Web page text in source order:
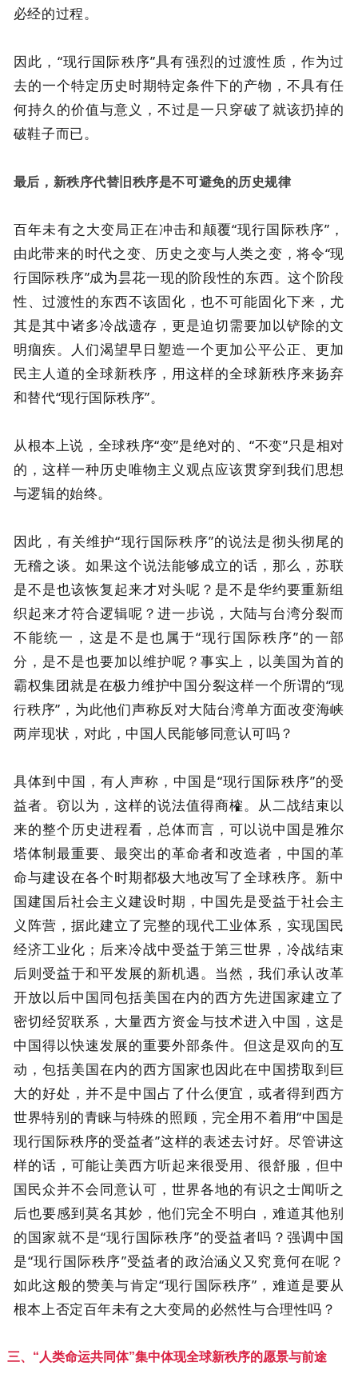
必经的过程。
因此，“现行国际秩序”具有强烈的过渡性质，作为过
去的一个特定历史时期特定条件下的产物，不具有任
何持久的价值与意义，不过是一只穿破了就该扔掉的
破鞋子而已。
最后，新秩序代替旧秩序是不可避免的历史规律
百年未有之大变局正在冲击和颠覆“现行国际秩序”，
由此带来的时代之变、历史之变与人类之变，将令“现
行国际秩序”成为昙花一现的阶段性的东西。这个阶段
性、过渡性的东西不该固化，也不可能固化下来，尤
其是其中诸多冷战遗存，更是迫切需要加以铲除的文
明痼疾。人们渴望早日塑造一个更加公平公正、更加
民主人道的全球新秩序，用这样的全球新秩序来扬弃
和替代“现行国际秩序”。
从根本上说，全球秩序“变”是绝对的、“不变”只是相对
的，这样一种历史唯物主义观点应该贯穿到我们思想
与逻辑的始终。
因此，有关维护“现行国际秩序”的说法是彻头彻尾的
无稽之谈。如果这个说法能够成立的话，那么，苏联
是不是也该恢复起来才对头呢？是不是华约要重新组
织起来才符合逻辑呢？进一步说，大陆与台湾分裂而
不能统一，这是不是也属于“现行国际秩序”的一部
分，是不是也要加以维护呢？事实上，以美国为首的
霸权集团就是在极力维护中国分裂这样一个所谓的“现
行秩序”，为此他们声称反对大陆台湾单方面改变海峡
两岸现状，对此，中国人民能够同意认可吗？
具体到中国，有人声称，中国是“现行国际秩序”的受
益者。窃以为，这样的说法值得商榷。从二战结束以
来的整个历史进程看，总体而言，可以说中国是雅尔
塔体制最重要、最突出的革命者和改造者，中国的革
命与建设在各个时期都极大地改写了全球秩序。新中
国建国后社会主义建设时期，中国先是受益于社会主
义阵营，据此建立了完整的现代工业体系，实现国民
经济工业化；后来冷战中受益于第三世界，冷战结束
后则受益于和平发展的新机遇。当然，我们承认改革
开放以后中国同包括美国在内的西方先进国家建立了
密切经贸联系，大量西方资金与技术进入中国，这是
中国得以快速发展的重要外部条件。但这是双向的互
动，包括美国在内的西方国家也因此在中国捞取到巨
大的好处，并不是中国占了什么便宜，或者得到西方
世界特别的青睐与特殊的照顾，完全用不着用“中国是
现行国际秩序的受益者”这样的表述去讨好。尽管讲这
样的话，可能让美西方听起来很受用、很舒服，但中
国民众并不会同意认可，世界各地的有识之士闻听之
后也要感到莫名其妙，他们完全不明白，难道其他别
的国家就不是“现行国际秩序”的受益者吗？强调中国
是“现行国际秩序”受益者的政治涵义又究竟何在呢？
如此这般的赞美与肯定“现行国际秩序”，难道是要从
根本上否定百年未有之大变局的必然性与合理性吗？
三、“人类命运共同体”集中体现全球新秩序的愿景与前途